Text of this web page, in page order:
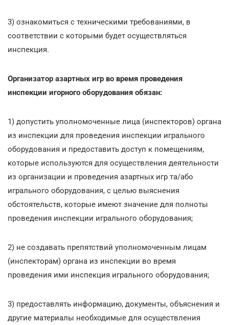
3) ознакомиться с техническими требованиями, в
соответствии с которыми будет осуществляться
инспекция.
Организатор азартных игр во время проведения
инспекции игорного оборудования обязан:
1) допустить уполномоченные лица (инспекторов) органа
из инспекции для проведения инспекции игрального
оборудования и предоставить доступ к помещениям,
которые используются для осуществления деятельности
из организации и проведения азартных игр та/або
игрального оборудования, с целью выяснения
обстоятельств, которые имеют значение для полноты
проведения инспекции игрального оборудования;
2) не создавать препятствий уполномоченным лицам
(инспекторам) органа из инспекции во время
проведения ими инспекция игрального оборудования;
3) предоставлять информацию, документы, объяснения и
другие материалы необходимые для осуществления